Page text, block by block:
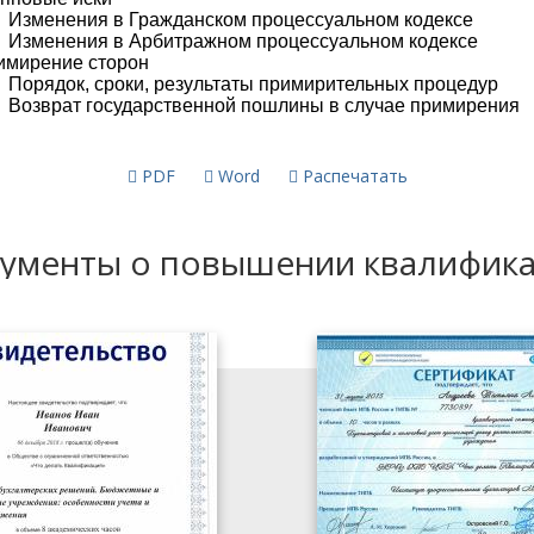
PDF Word Распечатать
о повышении